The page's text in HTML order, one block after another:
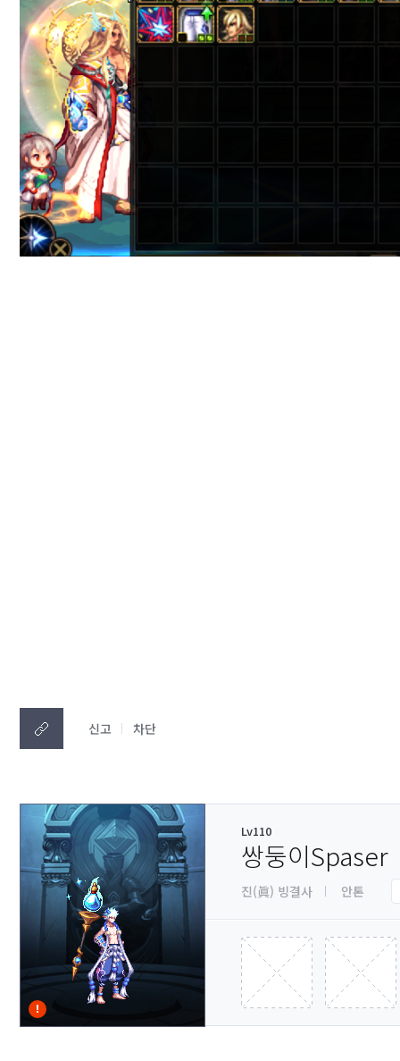
신고 차단
Lv110
쌍둥이Spaser
진(眞) 빙결사 안톤